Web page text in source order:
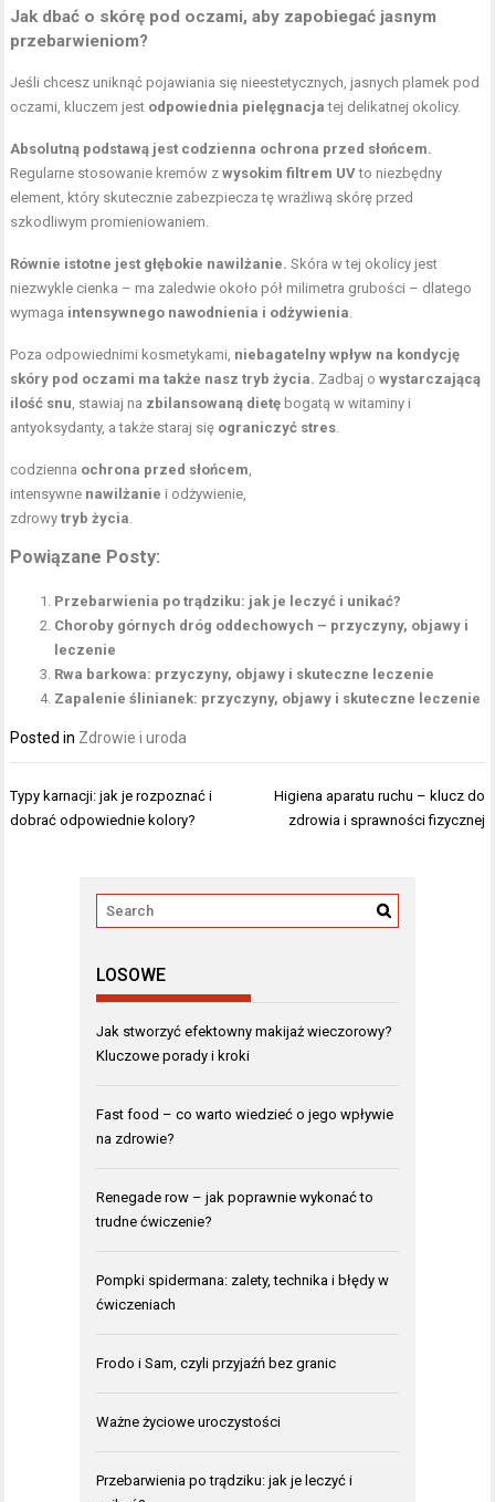
Jak dbać o skórę pod oczami, aby zapobiegać jasnym
przebarwieniom?
Jeśli chcesz uniknąć pojawiania się nieestetycznych, jasnych plamek pod
oczami, kluczem jest odpowiednia pielęgnacja tej delikatnej okolicy.
Absolutną podstawą jest codzienna ochrona przed słońcem.
Regularne stosowanie kremów zwysokim filtrem UVto niezbędny
element, który skutecznie zabezpiecza tę wrażliwą skórę przed
szkodliwym promieniowaniem.
Równie istotne jest głębokie nawilżanie. Skóra w tej okolicy jest
niezwykle cienka – ma zaledwie około pół milimetra grubości – dlatego
wymaga intensywnego nawodnienia i odżywienia
Poza odpowiednimi kosmetykami, niebagatelny wpływ na kondycję
skóry pod oczami ma także nasz tryb życia. Zadbaj owystarczającą
ilość snu , stawiaj na zbilansowaną dietę bogatą w witaminy i
antyoksydanty, a także staraj się ograniczyć stres
codzienna ochrona przed słońcem
intensywne nawilżanie i odżywienie,
zdrowytryb życia
Powiązane Posty:
Przebarwienia po trądziku: jak je leczyć i unikać?
Choroby górnych dróg oddechowych – przyczyny, objawy i
leczenie
Rwa barkowa: przyczyny, objawy i skuteczne leczenie
Zapalenie ślinianek: przyczyny, objawy i skuteczne leczenie
Posted in Zdrowie i uroda
Nawigacja
wpisu
Typy karnacji: jak je rozpoznać i
dobrać odpowiednie kolory?
Higiena aparatu ruchu – klucz do
zdrowia i sprawności fizycznej
LOSOWE
Jak stworzyć efektowny makijaż wieczorowy?
Kluczowe porady i kroki
Fast food – co warto wiedzieć o jego wpływie
na zdrowie?
Renegade row – jak poprawnie wykonać to
trudne ćwiczenie?
Pompki spidermana: zalety, technika i błędy w
ćwiczeniach
Frodo i Sam, czyli przyjaźń bez granic
Ważne życiowe uroczystości
Przebarwienia po trądziku: jak je leczyć i